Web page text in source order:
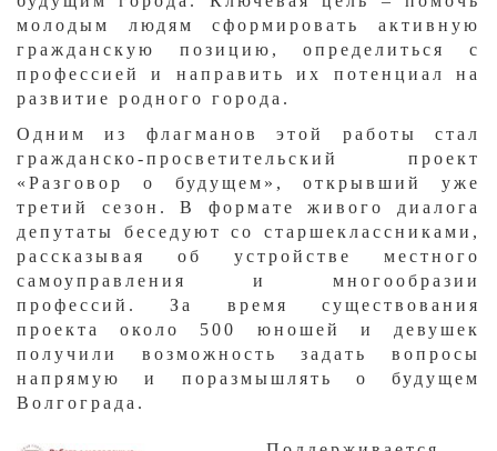
молодым людям сформировать активную
гражданскую позицию, определиться с
профессией и направить их потенциал на
развитие родного города.
Одним из флагманов этой работы стал
гражданско-просветительский проект
«Разговор о будущем», открывший уже
третий сезон. В формате живого диалога
депутаты беседуют со старшеклассниками,
рассказывая об устройстве местного
самоуправления и многообразии
профессий. За время существования
проекта около 500 юношей и девушек
получили возможность задать вопросы
напрямую и поразмышлять о будущем
Волгограда.